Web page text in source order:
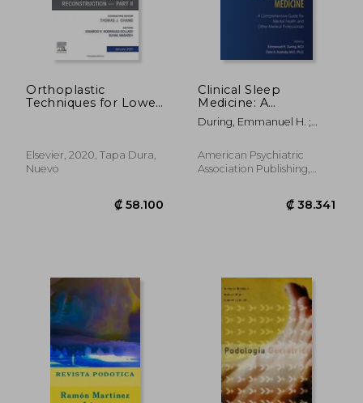
₡ 48.250
Orthoplastic
Techniques for Lower
Podiatric Medicine
and Surgery, 1e:
Elsevier, 2020, Tapa Dura,
Nuevo
Clinical Sleep
Medicine: A
Comprehensive
Guide for Mental
Medical Professionals
(en Inglés)
During, Emmanuel H. ;
American Psychiatric
Association Publishing,